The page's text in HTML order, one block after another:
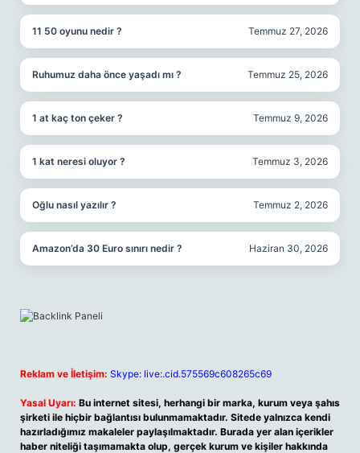
11 50 oyunu nedir ? Temmuz 27, 2026
Ruhumuz daha önce yaşadı mı ? Temmuz 25, 2026
1 at kaç ton çeker ? Temmuz 9, 2026
1 kat neresi oluyor ? Temmuz 3, 2026
Oğlu nasıl yazılır ? Temmuz 2, 2026
Amazon’da 30 Euro sınırı nedir ? Haziran 30, 2026
Reklam ve İletişim: Skype: live:.cid.575569c608265c69
Yasal Uyarı: Bu internet sitesi, herhangi bir marka, kurum veya şahıs
şirketi ile hiçbir bağlantısı bulunmamaktadır. Sitede yalnızca kendi
hazırladığımız makaleler paylaşılmaktadır. Burada yer alan içerikler
haber niteliği taşımamakta olup, gerçek kurum ve kişiler hakkında